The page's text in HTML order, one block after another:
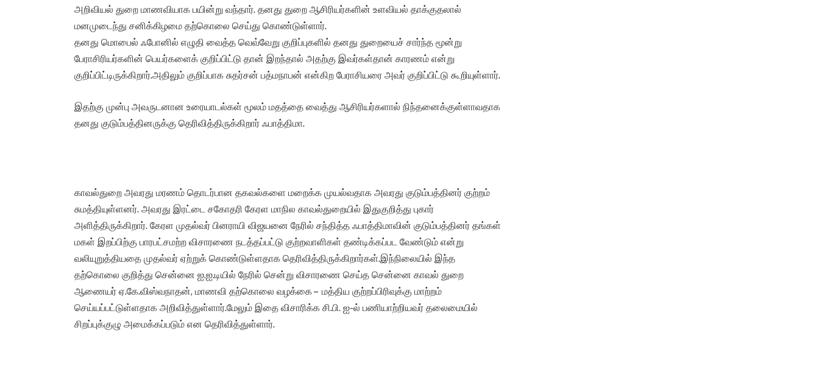
அறிவியல் துறை மாணவியாக பயின்று வந்தார். தனது துறை ஆசிரியர்களின் உளவியல் தாக்குதலால்
மனமுடைந்து சனிக்கிழமை தற்கொலை செய்து கொண்டுள்ளார்.
தனது மொபைல் ஃபோனில் எழுதி வைத்த வெவ்வேறு குறிப்புகளில் தனது துறையைச் சார்ந்த மூன்று
பேராசிரியர்களின் பெயர்களைக் குறிப்பிட்டு தான் இறந்தால் அதற்கு இவர்கள்தான் காரணம் என்று
குறிப்பிட்டிருக்கிறார்.அதிலும் குறிப்பாக சுதர்சன் பத்மநாபன் என்கிற பேராசியரை அவர் குறிப்பிட்டு கூறியுள்ளார்.
இதற்கு முன்பு அவருடனான உரையாடல்கள் மூலம் மதத்தை வைத்து ஆசிரியர்களால் நிந்தனைக்குள்ளாவதாக
தனது குடும்பத்தினருக்கு தெரிவித்திருக்கிறார் ஃபாத்திமா.
காவல்துறை அவரது மரணம் தொடர்பான தகவல்களை மறைக்க முயல்வதாக அவரது குடும்பத்தினர் குற்றம்
சுமத்தியுள்ளனர். அவரது இரட்டை சகோதரி கேரள மாநில காவல்துறையில் இதுகுறித்து புகார்
அளித்திருக்கிறார். கேரள முதல்வர் பினராயி விஜயனை நேரில் சந்தித்த ஃபாத்திமாவின் குடும்பத்தினர் தங்கள்
மகள் இறப்பிற்கு பாரபட்சமற்ற விசாரணை நடத்தப்பட்டு குற்றவாளிகள் தண்டிக்கப்பட வேண்டும் என்று
வலியுறுத்தியதை முதல்வர் ஏற்றுக் கொண்டுள்ளதாக தெரிவித்திருக்கிறார்கள்.இந்நிலையில் இந்த
தற்கொலை குறித்து சென்னை ஐ.ஐ.டியில் நேரில் சென்று விசாரணை செய்த சென்னை காவல் துறை
ஆணையர் ஏ.கே.விஸ்வநாதன், மாணவி தற்கொலை வழக்கை – மத்திய குற்றப்பிரிவுக்கு மாற்றம்
செய்யப்பட்டுள்ளதாக அறிவித்துள்ளார்.மேலும் இதை விசாரிக்க சி.பி. ஐ-ல் பணியாற்றியவர் தலைமையில்
சிறப்புக்குழு அமைக்கப்படும் என தெரிவித்துள்ளார்.